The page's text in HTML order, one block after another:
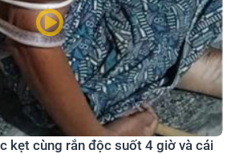
kẹt cùng rắn độc suốt 4 giờ và cái